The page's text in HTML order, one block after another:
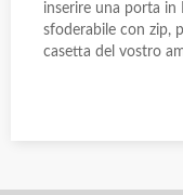
inserire una porta in
sfoderabile con zip,
casetta del vostro